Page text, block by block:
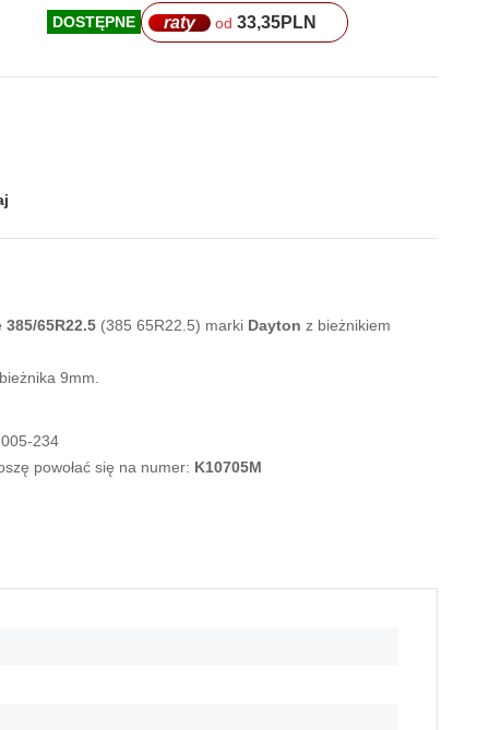
DOSTĘPNE raty od 33,35PLN
385/65R22.5 (385 65R22.5) marki Dayton z bieżnikiem
9mm.
234
powołać się na numer: K10705M